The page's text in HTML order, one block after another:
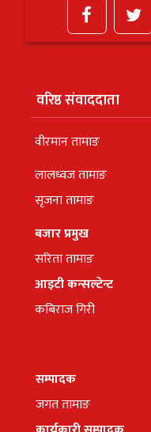
वरिष्ठ संवाददाता
वीरमान तामाङ
लालध्वज तामाङ
सृजना तामाङ
बजार प्रमुख
सरिता तामाङ
आइटी कन्सल्टेन्ट
कबिराज गिरी
सम्पादक
जगत तामाङ